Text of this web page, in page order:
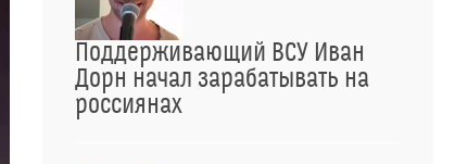
Поддерживающий ВСУ Иван
Дорн начал зарабатывать на
россиянах